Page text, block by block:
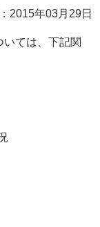
2015年03月29日
ては、下記関